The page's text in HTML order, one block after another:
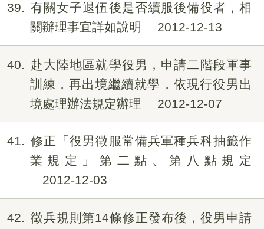
39
有關女子退伍後是否續服後備役者，相
關辦理事宜詳如說明
2012-12-13
40
赴大陸地區就學役男，申請二階段軍事
訓練，再出境繼續就學，依現行役男出
境處理辦法規定辦理
2012-12-07
41
修正「役男徵服常備兵軍種兵科抽籤作
業規定」第二點、第八點規定
2012-12-03
42
徵兵規則第14條修正發布後，役男申請